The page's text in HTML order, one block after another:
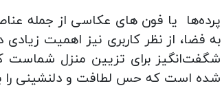
پرده‌ها یا فون های عکاسی از جمله
شگفت‌انگیز برای تزیین منزل شماست
شده است که حس لطافت و دلنشینی را